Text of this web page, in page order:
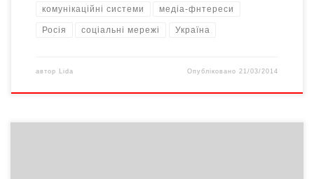
комунікаційні системи медіа-фнтереси
Росія соціальні мережі Україна
автор Lida Опубліковано 21/03/2014